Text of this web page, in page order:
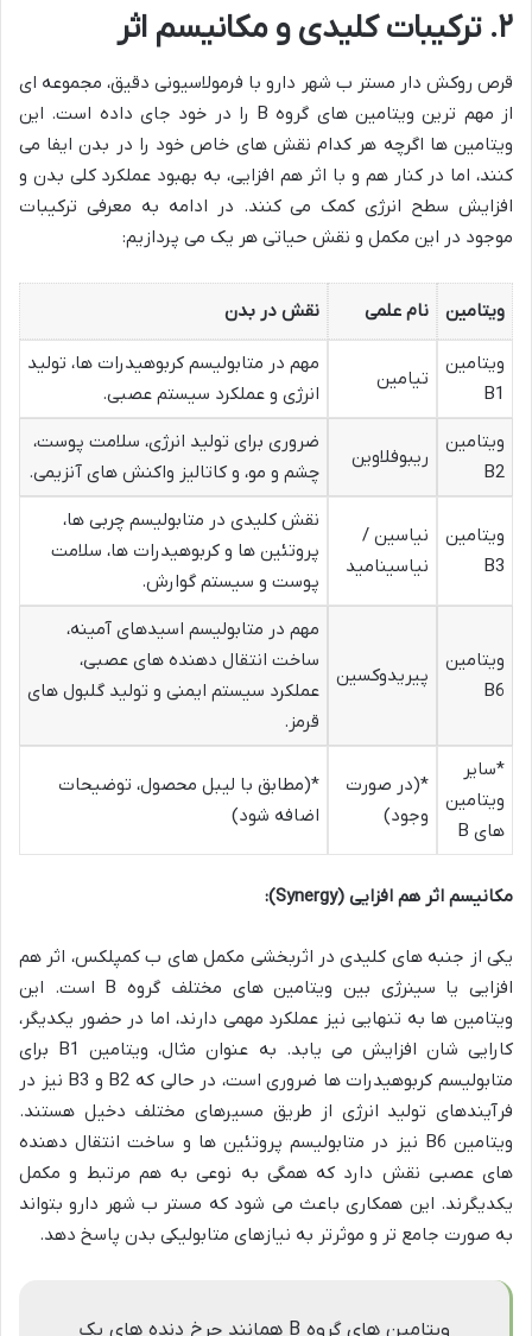
۲. ترکیبات کلیدی و مکانیسم اثر
قرص روکش دار مستر ب شهر دارو با فرمولاسیونی دقیق، مجموعه ای
از مهم ترین ویتامین های گروه B را در خود جای داده است. این
ویتامین ها اگرچه هر کدام نقش های خاص خود را در بدن ایفا می
کنند، اما در کنار هم و با اثر هم افزایی، به بهبود عملکرد کلی بدن و
افزایش سطح انرژی کمک می کنند. در ادامه به معرفی ترکیبات
موجود در این مکمل و نقش حیاتی هر یک می پردازیم:
ویتامین نام علمی نقش در بدن
ویتامین
B1
تیامین
مهم در متابولیسم کربوهیدرات ها، تولید
انرژی و عملکرد سیستم عصبی.
ویتامین
B2
ریبوفلاوین
ضروری برای تولید انرژی، سلامت پوست،
چشم و مو، و کاتالیز واکنش های آنزیمی.
ویتامین
B3
نیاسین /
نیاسینامید
نقش کلیدی در متابولیسم چربی ها،
پروتئین ها و کربوهیدرات ها، سلامت
پوست و سیستم گوارش.
ویتامین
B6
پیریدوکسین
مهم در متابولیسم اسیدهای آمینه،
ساخت انتقال دهنده های عصبی،
عملکرد سیستم ایمنی و تولید گلبول های
قرمز.
*سایر
ویتامین
های B
*(در صورت
وجود)
*(مطابق با لیبل محصول، توضیحات
اضافه شود)
مکانیسم اثر هم افزایی (Synergy):
یکی از جنبه های کلیدی در اثربخشی مکمل های ب کمپلکس، اثر هم
افزایی یا سینرژی بین ویتامین های مختلف گروه B است. این
ویتامین ها به تنهایی نیز عملکرد مهمی دارند، اما در حضور یکدیگر،
کارایی شان افزایش می یابد. به عنوان مثال، ویتامین B1 برای
متابولیسم کربوهیدرات ها ضروری است، در حالی که B2 و B3 نیز در
فرآیندهای تولید انرژی از طریق مسیرهای مختلف دخیل هستند.
ویتامین B6 نیز در متابولیسم پروتئین ها و ساخت انتقال دهنده
های عصبی نقش دارد که همگی به نوعی به هم مرتبط و مکمل
یکدیگرند. این همکاری باعث می شود که مستر ب شهر دارو بتواند
به صورت جامع تر و موثرتر به نیازهای متابولیکی بدن پاسخ دهد.
ویتامین های گروه B همانند چرخ دنده های یک